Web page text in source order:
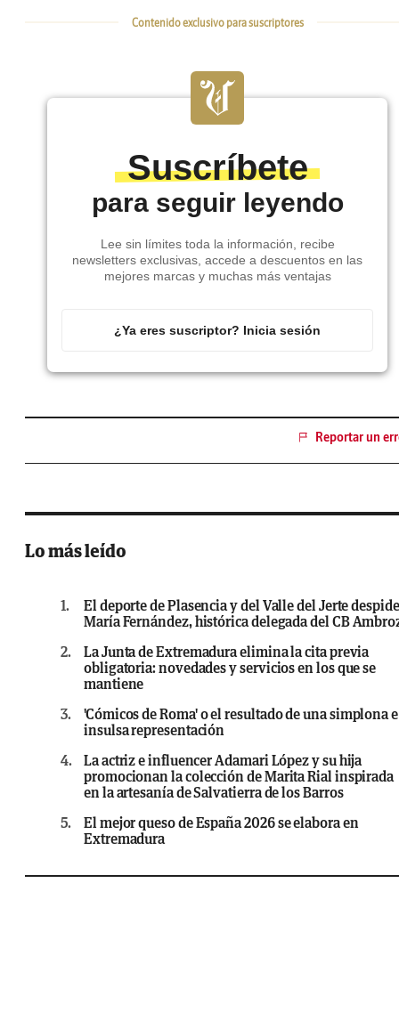
Contenido exclusivo para suscriptores
Suscríbete
para seguir leyendo
Lee sin límites toda la información, recibe
newsletters exclusivas, accede a descuentos en las
mejores marcas y muchas más ventajas
¿Ya eres suscriptor? Inicia sesión
Reportar un
Lo más leído
1.
El deporte de Plasencia y del Valle del Jerte
María Fernández, histórica delegada del CB
2.
La Junta de Extremadura elimina la cita previa
obligatoria: novedades y servicios en los que se
mantiene
3.
'Cómicos de Roma' o el resultado de una simplona e
insulsa representación
4.
La actriz e influencer Adamari López y su hija
promocionan la colección de Marita Rial inspirada
en la artesanía de Salvatierra de los Barros
5.
El mejor queso de España 2026 se elabora en
Extremadura